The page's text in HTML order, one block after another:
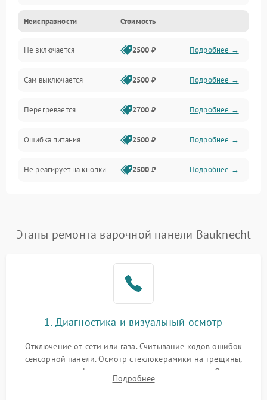
Неисправности Стоимость
Не включается 2500 ₽ Подробнее →
Сам выключается 2500 ₽ Подробнее →
Перегревается 2700 ₽ Подробнее →
Ошибка питания 2500 ₽ Подробнее →
Не реагирует на кнопки 2500 ₽ Подробнее →
Этапы ремонта варочной панели Bauknecht
1. Диагностика и визуальный осмотр
Отключение от сети или газа. Считывание кодов ошибок
сенсорной панели. Осмотр стеклокерамики на трещины,
проверка конфорок на равномерность нагрева. Опрос
клиента о симптомах (не включается, не видит посуду,
Подробнее